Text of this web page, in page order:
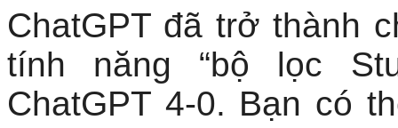
ChatGPT đã trở thành
tính năng “bộ lọc
ChatGPT 4-0. Bạn có